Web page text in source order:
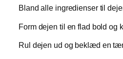
Bland alle ingredienser til
Form dejen til en flad bold og
Rul dejen ud og beklæd en